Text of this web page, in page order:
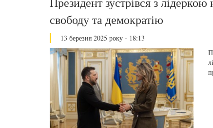
свободу та демократію
13 березня 2025 року - 18:13